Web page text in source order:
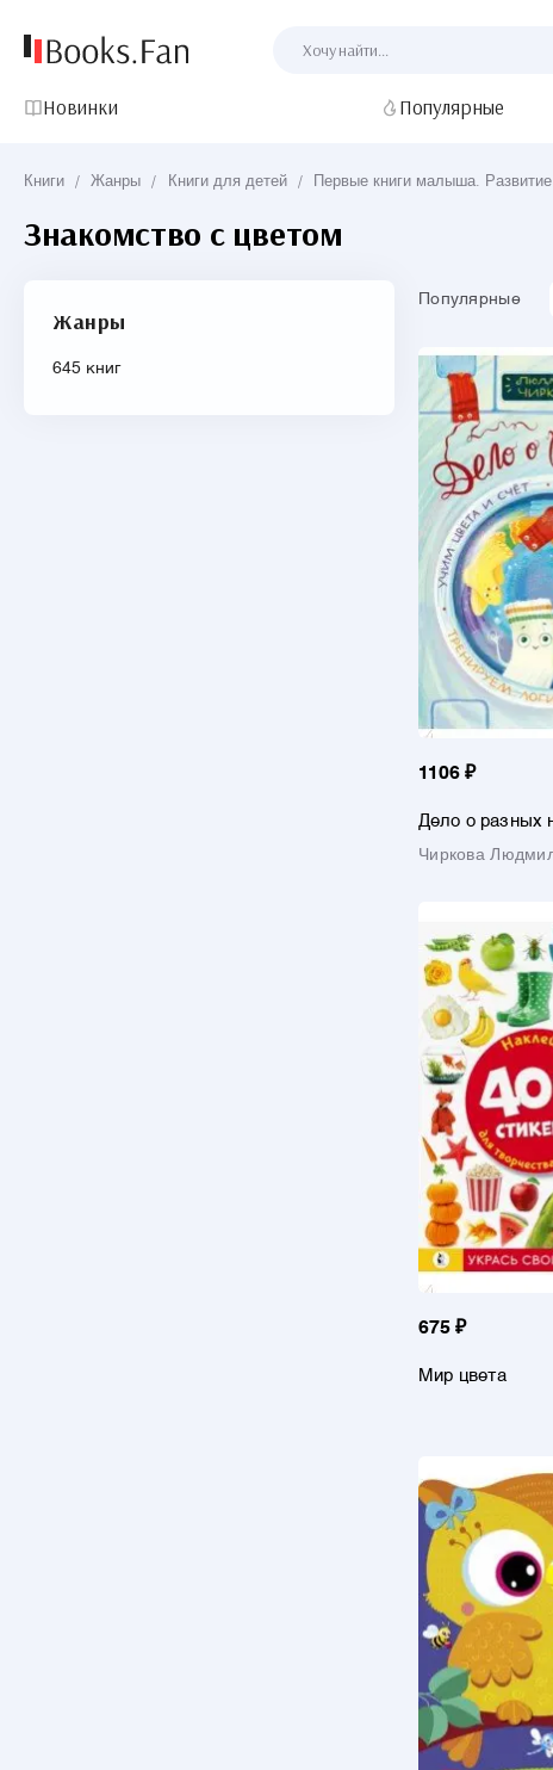
Новинки Популярные
Книги / Жанры / Книги для детей / Первые книги малыша.
Знакомство с цветом
Жанры
645 книг
Популярные
1106 ₽
Дело о разных
Чиркова
675 ₽
Мир цвета